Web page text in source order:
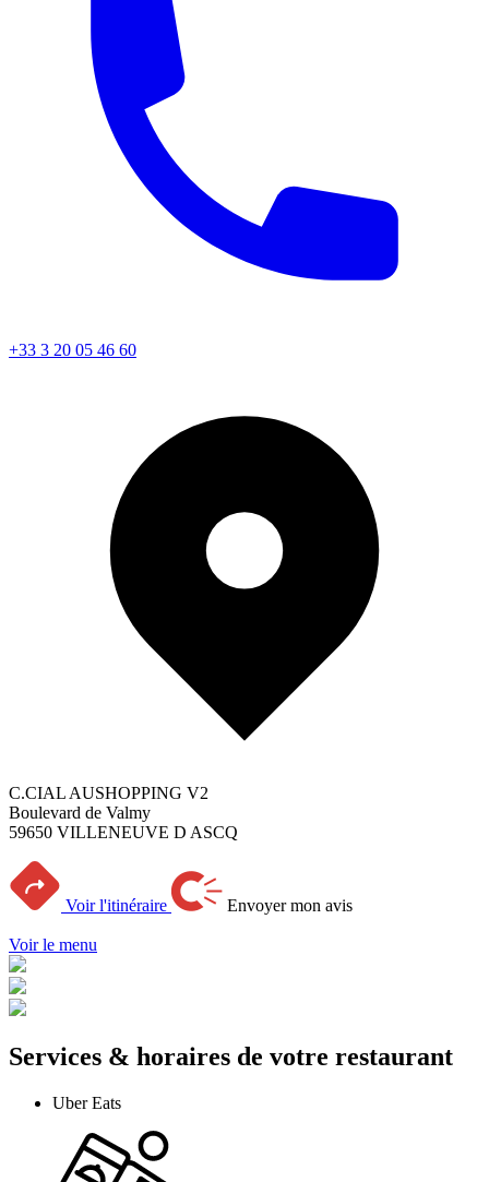
+33 3 20 05 46 60
C.CIAL AUSHOPPING V2
Boulevard de Valmy
59650 VILLENEUVE D ASCQ
Voir l'itinéraire Envoyer mon avis
Voir le menu
Services & horaires de votre restaurant
Uber Eats